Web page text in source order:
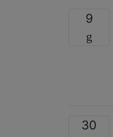
9
30